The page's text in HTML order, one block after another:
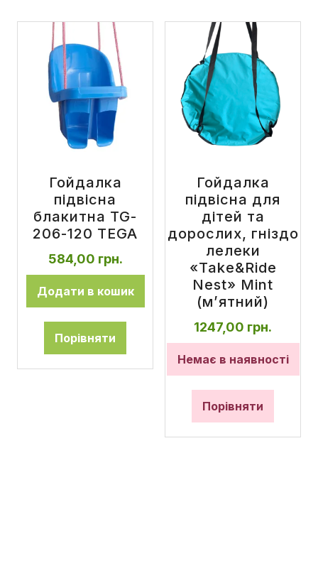
Гойдалка
підвісна
блакитна TG-
206-120 TEGA
584,00 грн.
Додати в кошик
Порівняти
Гойдалка
підвісна для
дітей та
дорослих, гніздо
лелеки
«Take&Ride
Nest» Mint
(м’ятний)
1247,00 грн.
Немає в наявності
Порівняти